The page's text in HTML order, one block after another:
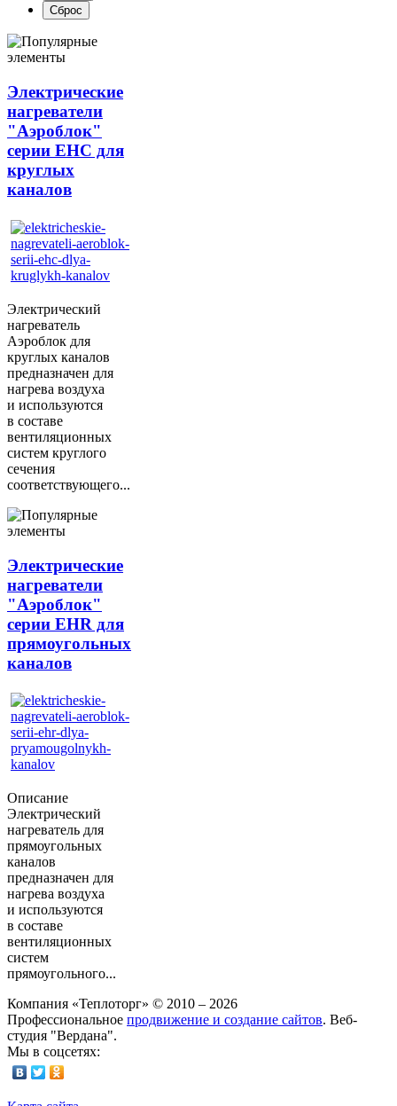
Электрические
нагреватели
"Аэроблок"
серии EHC для
круглых
каналов
Электрический
нагреватель
Аэроблок для
круглых каналов
предназначен для
нагрева воздуха
и используются
в составе
вентиляционных
систем круглого
сечения
соответствующего...
Электрические
нагреватели
"Аэроблок"
серии EHR для
прямоугольных
каналов
Описание
Электрический
нагреватель для
прямоугольных
каналов
предназначен для
нагрева воздуха
и используются
в составе
вентиляционных
систем
прямоугольного...
Компания «Теплоторг» © 2010 – 2026
Профессиональное продвижение и создание сайтов. Веб-
студия "Вердана".
Мы в соцсетях: